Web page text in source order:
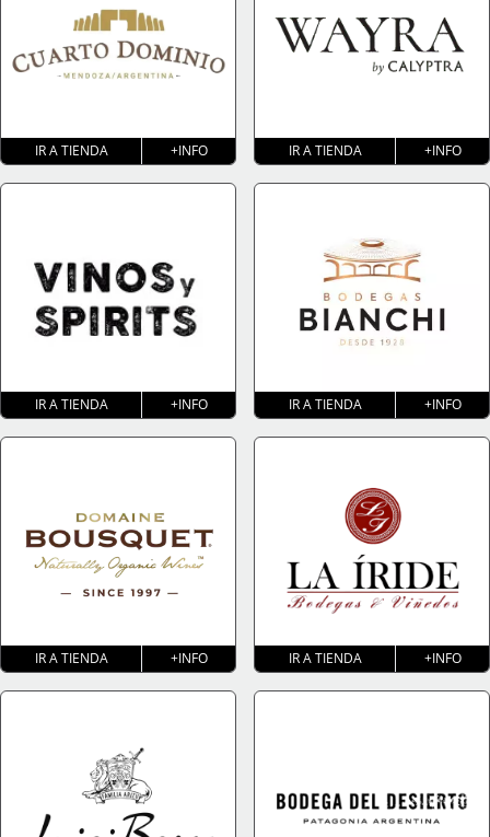
IR A TIENDA +INFO IR A TIENDA +INFO
IR A TIENDA +INFO IR A TIENDA +INFO
IR A TIENDA +INFO IR A TIENDA +INFO